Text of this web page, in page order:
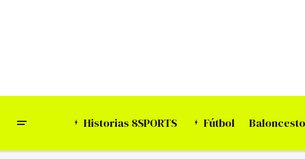
Historias 8SPORTS Fútbol Baloncesto